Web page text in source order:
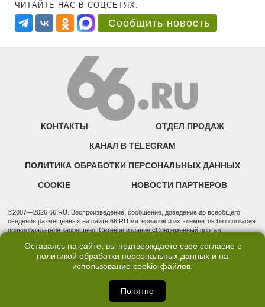
ЧИТАЙТЕ НАС В СОЦСЕТЯХ:
Сообщить новость
КОНТАКТЫ ОТДЕЛ ПРОДАЖ
КАНАЛ В TELEGRAM
ПОЛИТИКА ОБРАБОТКИ ПЕРСОНАЛЬНЫХ ДАННЫХ
COOKIE НОВОСТИ ПАРТНЕРОВ
©2007—2026 66.RU. Воспроизведение, сообщение, доведение до всеобщего
сведения размещенных на сайте 66.RU материалов и их элементов без согласия
правообладателя запрещено. Сетевое издание «Современный портал
надзору в сфере связи, информационных технологий и массовых коммуникаций
(Роскомнадзор). Регистрационный номер ЭЛ № ФС 77 - 76634 от 02.09.2019
Учредитель: Общество с ограниченной ответственностью "66.ру". Юридический
3, оф. 7015 Фактический адрес редакции и отдела продаж: 620014, Свердловская
обл., г. Екатеринбург, ул. Бориса Ельцина, д. 3, оф. 7015, +7 (343) 288-50-66
info@news.66.ru Главный редактор: Шлыков Дмитрий Владимирович
Оставаясь на сайте, вы подтверждаете свое согласие с
политикой обработки персональных данных и на
использование cookie-файлов.
Понятно